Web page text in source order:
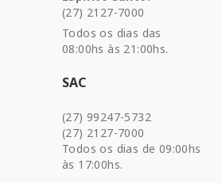
(27) 2127-7000
Todos os dias das
08:00hs às 21:00hs.
SAC
(27) 99247-5732
(27) 2127-7000
Todos os dias de 09:00hs
às 17:00hs.